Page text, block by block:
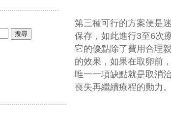
第三種可行的方案便是
保存，如此進行3至6次
它的優點除了費用合理
的效果，如果在取卵前
唯一一項缺點就是取消
喪失再繼續療程的動力。